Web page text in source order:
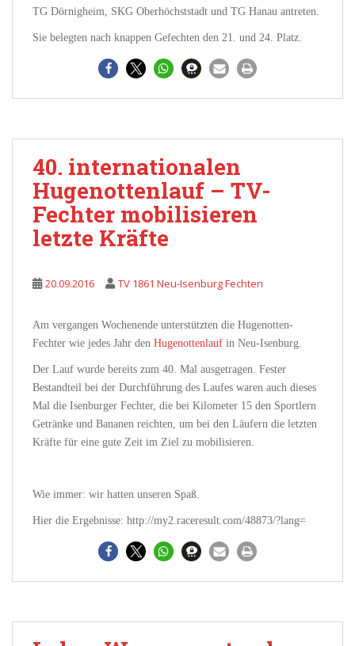
TG Dörnigheim, SKG Oberhöchststadt und TG Hanau antreten.
Sie belegten nach knappen Gefechten den 21. und 24. Platz.
40. internationalen
Hugenottenlauf – TV-
Fechter mobilisieren
letzte Kräfte
20.09.2016 TV 1861 Neu-Isenburg Fechten
Am vergangen Wochenende unterstützten die Hugenotten-
Fechter wie jedes Jahr den Hugenottenlauf in Neu-Isenburg.
Der Lauf wurde bereits zum 40. Mal ausgetragen. Fester
Bestandteil bei der Durchführung des Laufes waren auch dieses
Mal die Isenburger Fechter, die bei Kilometer 15 den Sportlern
Getränke und Bananen reichten, um bei den Läufern die letzten
Kräfte für eine gute Zeit im Ziel zu mobilisieren.
Wie immer: wir hatten unseren Spaß.
Hier die Ergebnisse: http://my2.raceresult.com/48873/?lang=